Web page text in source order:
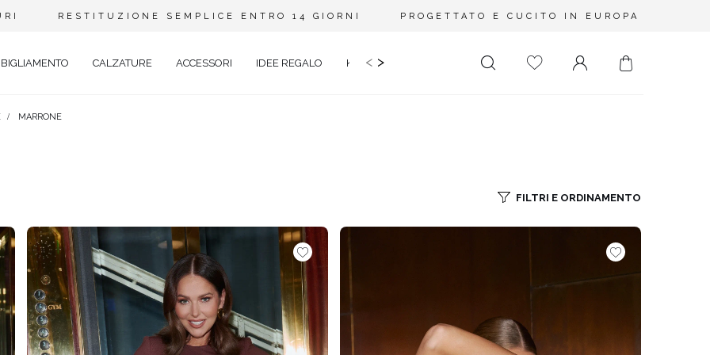
RESTITUZIONE SEMPLICE ENTRO 14 GIORNI PROGETTATO E CUCITO IN EUROPA
QUADRATO
SCOLLO A V
CARMEN
CALZATURE ACCESSORI IDEE REGALO KIDS PLUS SIZE
< >
MARRONE
FILTRI E ORDINAMENTO